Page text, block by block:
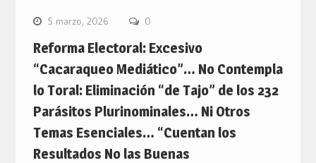
5 marzo, 2026 0
Reforma Electoral: Excesivo
“Cacaraqueo Mediático”… No Contempla
lo Toral: Eliminación “de Tajo” de los 232
Parásitos Plurinominales… Ni Otros
Temas Esenciales… “Cuentan los
Resultados No las Buenas